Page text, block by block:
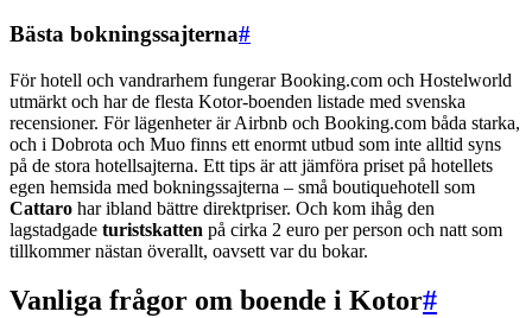
Bästa bokningssajterna#
För hotell och vandrarhem fungerar Booking.com och Hostelworld
utmärkt och har de flesta Kotor-boenden listade med svenska
recensioner. För lägenheter är Airbnb och Booking.com båda starka,
och i Dobrota och Muo finns ett enormt utbud som inte alltid syns
på de stora hotellsajterna. Ett tips är att jämföra priset på hotellets
egen hemsida med bokningssajterna – små boutiquehotell som
Cattaro har ibland bättre direktpriser. Och kom ihåg den
lagstadgade turistskatten på cirka 2 euro per person och natt som
tillkommer nästan överallt, oavsett var du bokar.
Vanliga frågor om boende i Kotor#